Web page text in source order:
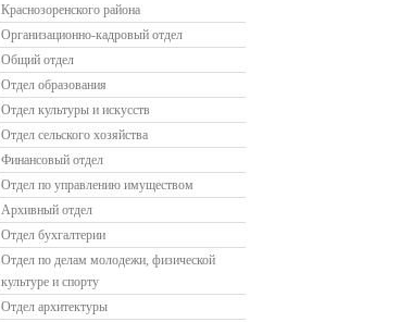
Краснозоренского района
Организационно-кадровый отдел
Общий отдел
Отдел образования
Отдел культуры и искусств
Отдел сельского хозяйства
Финансовый отдел
Отдел по управлению имуществом
Архивный отдел
Отдел бухгалтерии
Отдел по делам молодежи, физической
культуре и спорту
Отдел архитектуры